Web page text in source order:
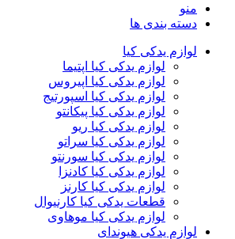
منو
دسته بندی ها
لوازم یدکی کیا
لوازم یدکی کیا اپتیما
لوازم یدکی کیا اپیروس
لوازم یدکی کیا اسپورتیج
لوازم یدکی کیا پیکانتو
لوازم یدکی کیا ریو
لوازم یدکی کیا سراتو
لوازم یدکی کیا سورنتو
لوازم یدکی کیا کادنزا
لوازم یدکی کیا کارنز
قطعات یدکی کیا کارنیوال
لوازم یدکی کیا موهاوی
لوازم یدکی هیوندای